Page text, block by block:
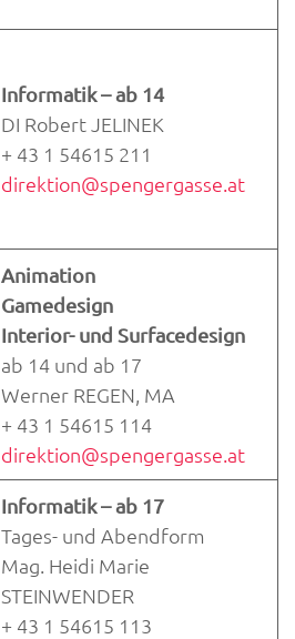
Informatik – ab 14
DI Robert JELINEK
+ 43 1 54615 211
direktion@spengergasse.at
Animation
Gamedesign
Interior- und Surfacedesign
ab 14 und ab 17
Werner REGEN, MA
+ 43 1 54615 114
direktion@spengergasse.at
Informatik – ab 17
Tages- und Abendform
Mag. Heidi Marie
STEINWENDER
+ 43 1 54615 113